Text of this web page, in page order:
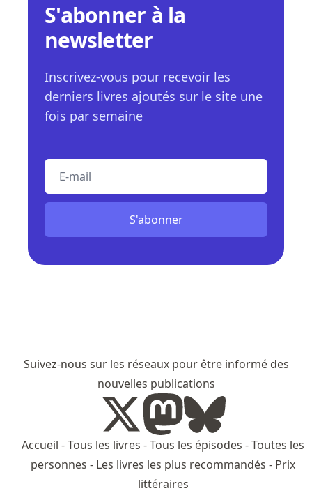
S'abonner à la
newsletter
Inscrivez-vous pour recevoir les
derniers livres ajoutés sur le site une
fois par semaine
S'abonner
Suivez-nous sur les réseaux pour être informé des
nouvelles publications
Accueil -Tous les livres -Tous les épisodes -Toutes les
personnes - Les livres les plus recommandés - Prix
littéraires